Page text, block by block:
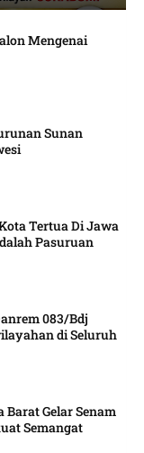
Mengenai
Sunan
Tertua Di Jawa
Pasuruan
083/Bdj
di Seluruh
Barat Gelar Senam
Semangat